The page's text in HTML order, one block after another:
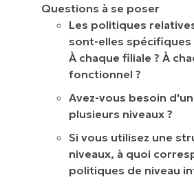
Questions à se poser
Les politiques
sont-elles spécifiques
À chaque filiale ? À
fonctionnel ?
Avez-vous besoin
plusieurs niveaux ?
Si vous utilisez une
niveaux, à quoi
politiques de niveau